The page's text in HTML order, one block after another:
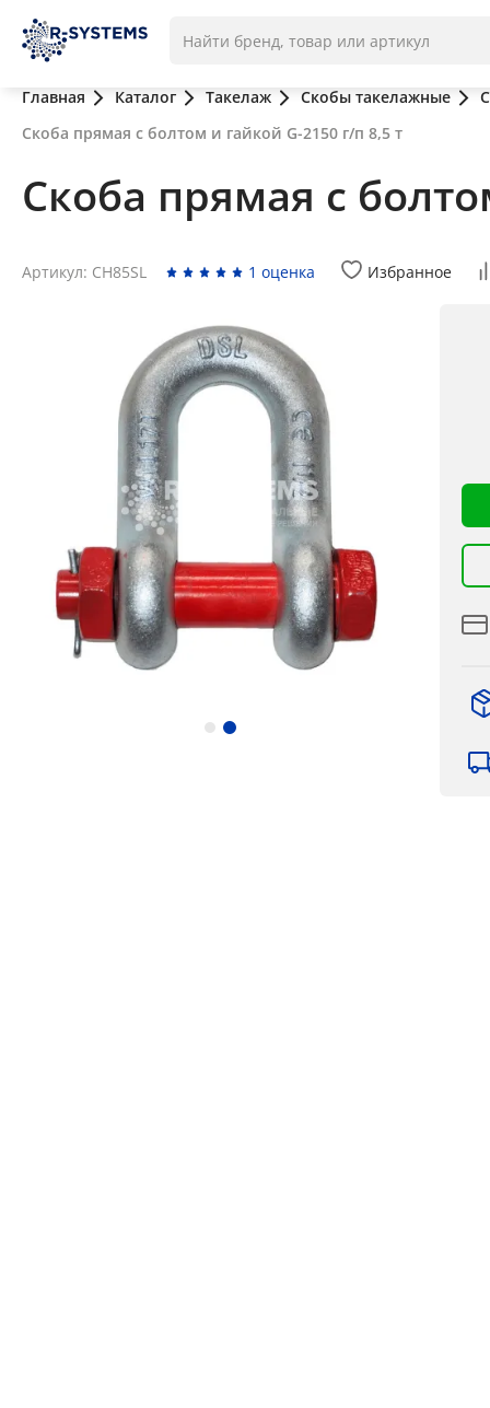
Главная Каталог Такелаж Скобы такелажные
Скоба прямая с болтом и гайкой G-2150 г/п 8,5 т
Скоба прямая с
Артикул: CH85SL 1 оценка Избранное